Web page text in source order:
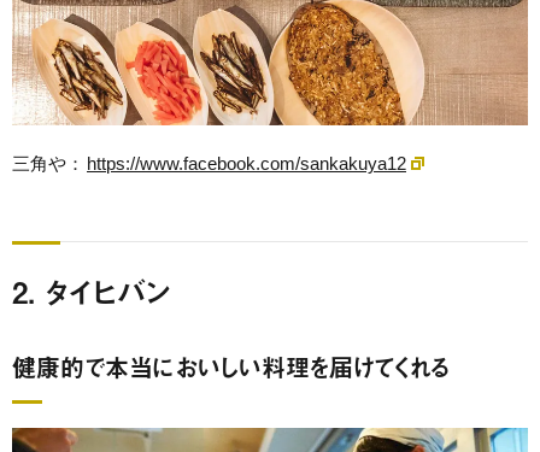
三角や： https://www.facebook.com/sankakuya12
2. タイヒバン
健康的で本当においしい料理を届けてくれる